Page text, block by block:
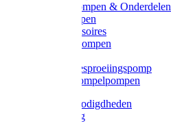
Zwengelpompen & Onderdelen
Ebara pompen
Pompaccessoires
Excellent pompen
Gardena besproeiingspomp
Gardena dompelpompen
Tyleen benodigdheden
Tyleenslang